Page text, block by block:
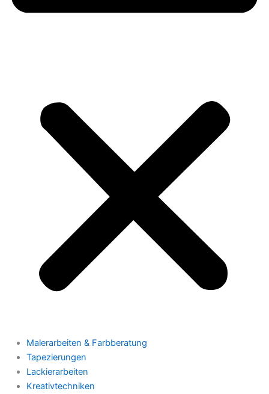
Malerarbeiten & Farbberatung
Tapezierungen
Lackierarbeiten
Kreativtechniken